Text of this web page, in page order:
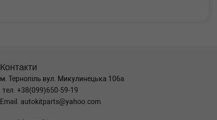
Контакти
м. Тернопіль вул. Микулинецька 106а
тел. +38(099)650-59-19
Email. autokitparts@yahoo.com